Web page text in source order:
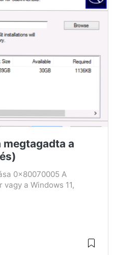
a
0x80070005 A
a Windows 11,